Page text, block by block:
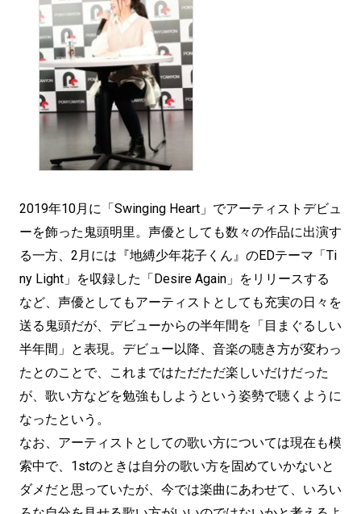
2019年10月に「Swinging Heart」でアーティストデビュ
ーを飾った鬼頭明里。声優としても数々の作品に出演す
る一方、2月には『地縛少年花子くん』のEDテーマ「Ti
ny Light」を収録した「Desire Again」をリリースする
など、声優としてもアーティストとしても充実の日々を
送る鬼頭だが、デビューからの半年間を「目まぐるしい
半年間」と表現。デビュー以降、音楽の聴き方が変わっ
たとのことで、これまではただただ楽しいだけだった
が、歌い方などを勉強もしようという姿勢で聴くように
なったという。
なお、アーティストとしての歌い方については現在も模
索中で、1stのときは自分の歌い方を固めていかないと
ダメだと思っていたが、今では楽曲にあわせて、いろい